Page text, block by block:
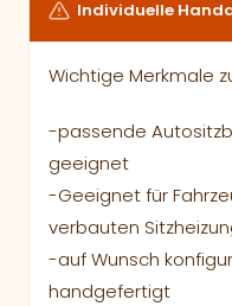
Individuelle
Wichtige Merkmale
-passende
geeignet
-Geeignet für
verbauten
-auf Wunsch
handgefertigt